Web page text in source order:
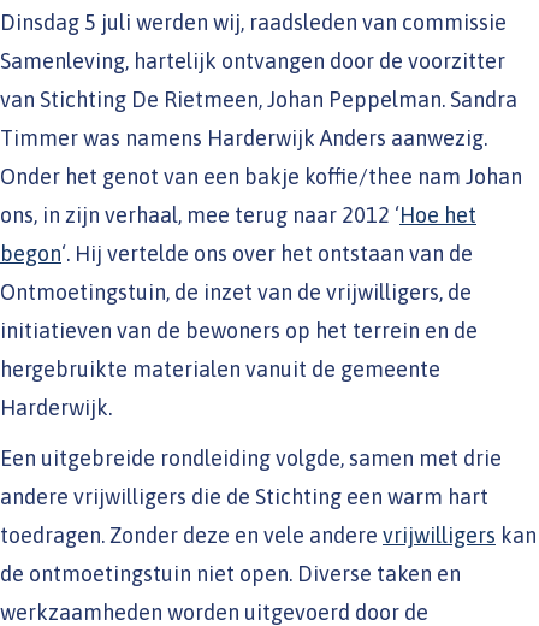
Dinsdag 5 juli werden wij, raadsleden van commissie
Samenleving, hartelijk ontvangen door de voorzitter
van Stichting De Rietmeen, Johan Peppelman. Sandra
Timmer was namens Harderwijk Anders aanwezig.
Onder het genot van een bakje koffie/thee nam Johan
ons, in zijn verhaal, mee terug naar 2012 ‘Hoe het
begon‘. Hij vertelde ons over het ontstaan van de
Ontmoetingstuin, de inzet van de vrijwilligers, de
initiatieven van de bewoners op het terrein en de
hergebruikte materialen vanuit de gemeente
Harderwijk.
Een uitgebreide rondleiding volgde, samen met drie
andere vrijwilligers die de Stichting een warm hart
toedragen. Zonder deze en vele andere vrijwilligers kan
de ontmoetingstuin niet open. Diverse taken en
werkzaamheden worden uitgevoerd door de